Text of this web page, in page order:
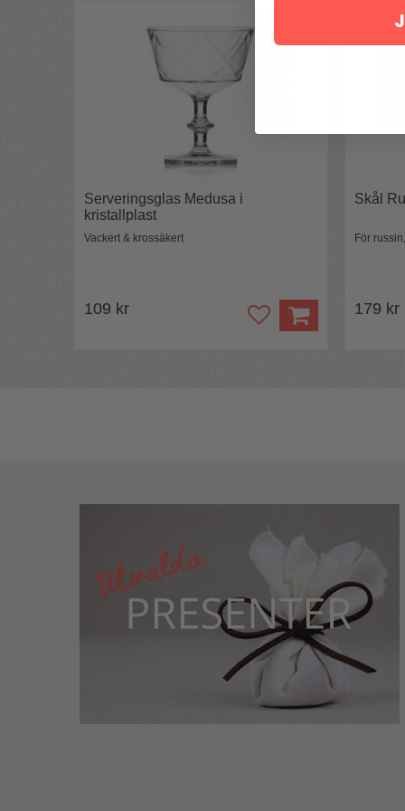
Serveringsglas Medusa i
kristallplast
Vackert & krossäkert
109 kr
Skål
För
179 kr